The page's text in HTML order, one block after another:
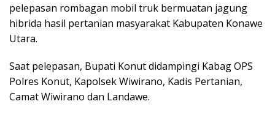
pelepasan rombagan mobil truk bermuatan jagung
hibrida hasil pertanian masyarakat Kabupaten Konawe
Utara.
Saat pelepasan, Bupati Konut didampingi Kabag OPS
Polres Konut, Kapolsek Wiwirano, Kadis Pertanian,
Camat Wiwirano dan Landawe.